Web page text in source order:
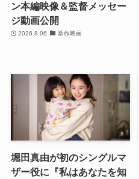
ン本編映像＆監督メッセー
ジ動画公開
2026.8.06 新作映画
堀田真由が初のシングルマ
ザー役に『私はあなたを知